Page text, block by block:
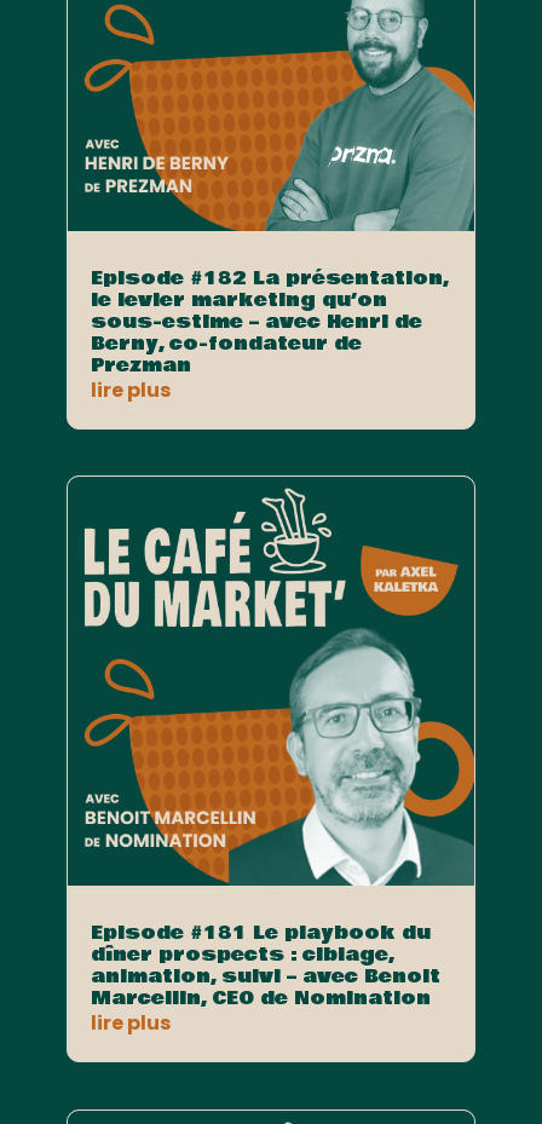
Episode #182 La présentation,
le levier marketing qu’on
sous-estime – avec Henri de
Berny, co-fondateur de
Prezman
lire plus
Episode #181 Le playbook du
dîner prospects : ciblage,
animation, suivi – avec Benoit
Marcellin, CEO de Nomination
lire plus